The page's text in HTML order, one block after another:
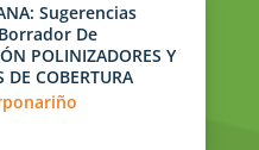
Sugerencias
De
POLINIZADORES Y
DE COBERTURA